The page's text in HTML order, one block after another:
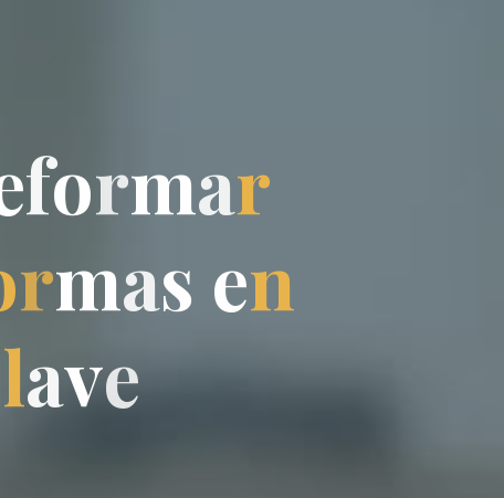
formar
rmas en
lave